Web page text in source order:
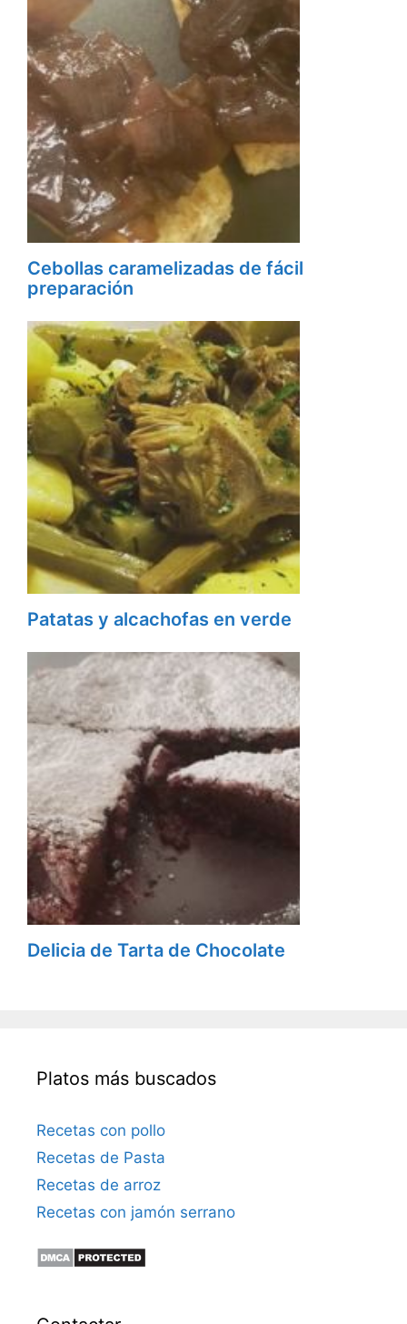
Cebollas caramelizadas de fácil
preparación
Patatas y alcachofas en verde
Delicia de Tarta de Chocolate
Platos más buscados
Recetas con pollo
Recetas de Pasta
Recetas de arroz
Recetas con jamón serrano